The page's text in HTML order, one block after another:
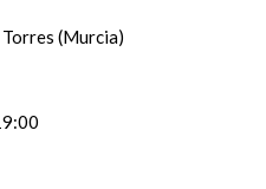
(Murcia)